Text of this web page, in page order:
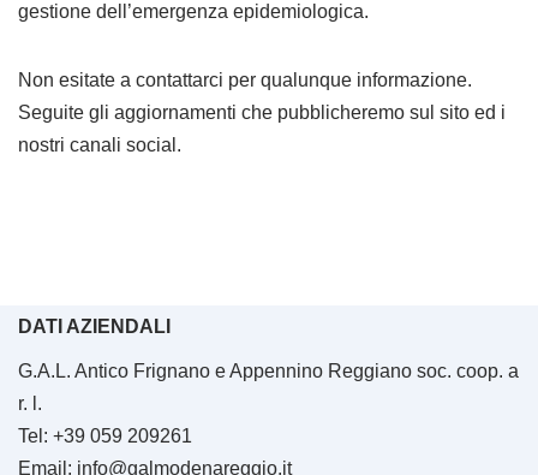
gestione dell’emergenza epidemiologica.
Non esitate a contattarci per qualunque informazione.
Seguite gli aggiornamenti che pubblicheremo sul sito ed i
nostri canali social.
DATI AZIENDALI
G.A.L. Antico Frignano e Appennino Reggiano soc. coop. a
r. l.
Tel: +39 059 209261
Email: info@galmodenareggio.it